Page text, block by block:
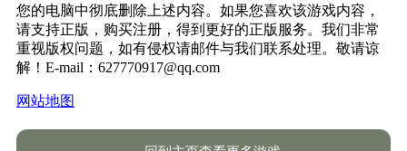
您的电脑中彻底删除上述内容。如果您喜欢该游戏内容，
请支持正版，购买注册，得到更好的正版服务。我们非常
重视版权问题，如有侵权请邮件与我们联系处理。敬请谅
解！E-mail：627770917@qq.com
网站地图